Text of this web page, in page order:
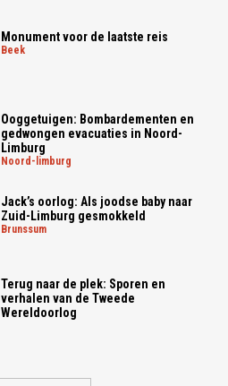
Monument voor de laatste reis
beek
Ooggetuigen: Bombardementen en
gedwongen evacuaties in Noord-
Limburg
noord-limburg
Jack’s oorlog: Als joodse baby naar
Zuid-Limburg gesmokkeld
brunssum
Terug naar de plek: Sporen en
verhalen van de Tweede
Wereldoorlog